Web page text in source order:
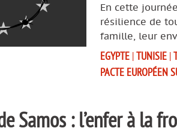
En cette
résilience de
famille, leur
EGYPTE |TUNISIE |
PACTE EUROPÉEN
Samos : l’enfer à la